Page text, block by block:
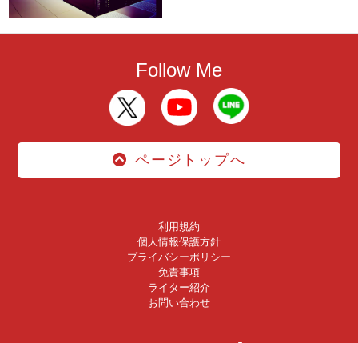
Follow Me
ページトップへ
利用規約
個人情報保護方針
プライバシーポリシー
免責事項
ライター紹介
お問い合わせ